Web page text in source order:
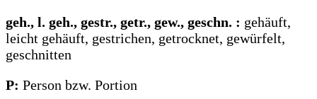
geh., l. geh., gestr., getr., gew., geschn. : gehäuft,
leicht gehäuft, gestrichen, getrocknet, gewürfelt,
geschnitten
P: Person bzw. Portion